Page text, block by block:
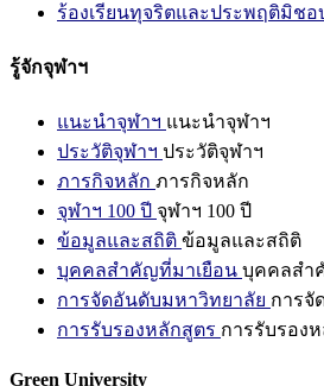
ร้องเรียนทุจริตและประพฤติมิชอ
รู้จักจุฬาฯ
แนะนำจุฬาฯ แนะนำจุฬาฯ
ประวัติจุฬาฯ ประวัติจุฬาฯ
ภารกิจหลัก ภารกิจหลัก
จุฬาฯ 100 ปี จุฬาฯ 100 ปี
ข้อมูลและสถิติ ข้อมูลและสถิติ
บุคคลสำคัญที่มาเยือน บุคคลสำ
การจัดอันดับมหาวิทยาลัย การจั
การรับรองหลักสูตร การรับรอง
Green University